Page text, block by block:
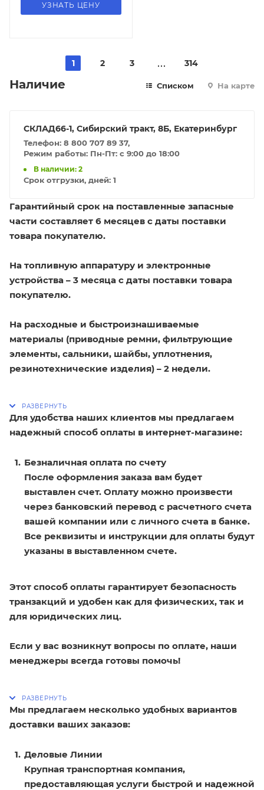
УЗНАТЬ ЦЕНУ
1 2 3 314
Наличие Списком На карте
СКЛАД66-1, Сибирский тракт, 8Б, Екатеринбург
Телефон: 8 800 707 89 37,
Режим работы: Пн-Пт: с 9:00 до 18:00
В наличии: 2
Срок отгрузки, дней: 1
Гарантийный срок на поставленные запасные
части составляет 6 месяцев с даты поставки
товара покупателю.
На топливную аппаратуру и электронные
устройства – 3 месяца с даты поставки товара
покупателю.
На расходные и быстроизнашиваемые
материалы (приводные ремни, фильтрующие
элементы, сальники, шайбы, уплотнения,
резинотехнические изделия) – 2 недели.
Для удобства наших клиентов мы предлагаем
надежный способ оплаты в интернет-магазине:
Безналичная оплата по счету
После оформления заказа вам будет
выставлен счет. Оплату можно произвести
через банковский перевод с расчетного счета
вашей компании или с личного счета в банке.
Все реквизиты и инструкции для оплаты будут
указаны в выставленном счете.
Этот способ оплаты гарантирует безопасность
транзакций и удобен как для физических, так и
для юридических лиц.
Если у вас возникнут вопросы по оплате, наши
менеджеры всегда готовы помочь!
Мы предлагаем несколько удобных вариантов
доставки ваших заказов:
Деловые Линии
Крупная транспортная компания,
предоставляющая услуги быстрой и надежной